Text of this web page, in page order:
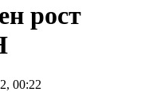
рост
00:22